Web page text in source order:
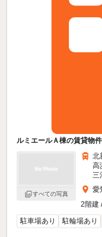
ルミエールＡ棟の賃貸物件
すべての写真
北
高
三
愛
2階建
駐車場あり
駐輪場あり